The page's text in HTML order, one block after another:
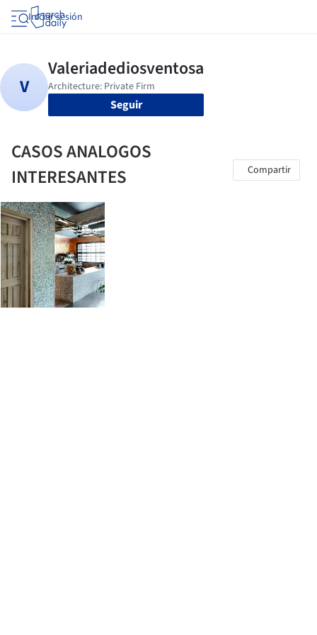
Iniciar sesión
Seguir
CASOS ANALOGOS
INTERESANTES
Compartir